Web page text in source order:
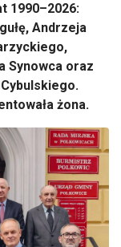
1990–2026:
Andrzeja
Synowca oraz
żona.